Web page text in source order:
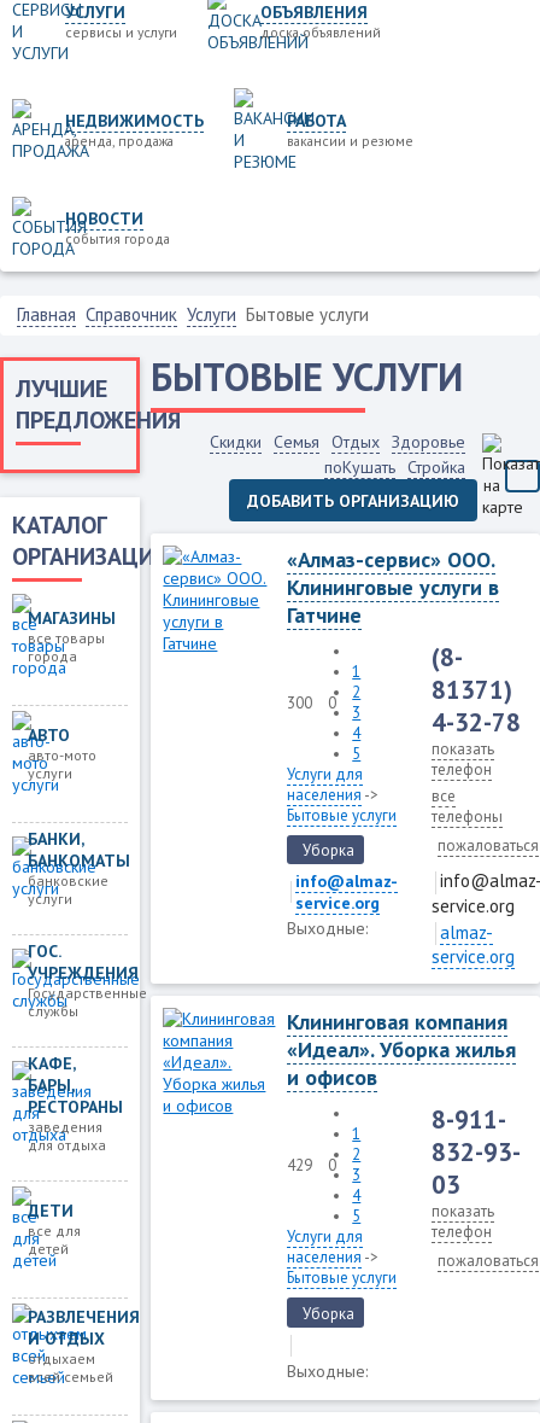
УСЛУГИ
сервисы и услуги
ОБЪЯВЛЕНИЯ
доска объявлений
НЕДВИЖИМОСТЬ
аренда, продажа
РАБОТА
вакансии и резюме
НОВОСТИ
события города
Главная Справочник Услуги Бытовые услуги
ЛУЧШИЕ
ПРЕДЛОЖЕНИЯ
КАТАЛОГ
ОРГАНИЗАЦИЙ
МАГАЗИНЫ
все товары
города
АВТО
авто-мото
услуги
БАНКИ,
БАНКОМАТЫ
банковские
услуги
ГОС.
УЧРЕЖДЕНИЯ
Государственные
службы
КАФЕ,
БАРЫ,
РЕСТОРАНЫ
заведения
для отдыха
ДЕТИ
все для
детей
РАЗВЛЕЧЕНИЯ
И ОТДЫХ
отдыхаем
всей семьей
БЫТОВЫЕ УСЛУГИ
Скидки Семья Отдых Здоровье
поКушать Стройка
ДОБАВИТЬ ОРГАНИЗАЦИЮ
«Алмаз-сервис» ООО.
Клининговые услуги в
Гатчине
300 0
1
2
3
4
5
Услуги для
населения ->
Бытовые услуги
Уборка
info@almaz-
service.org
Выходные:
(8-
81371)
4-32-78
показать
телефон
все
телефоны
пожаловаться
service.org
almaz-
service.org
Клининговая компания
«Идеал». Уборка жилья
и офисов
429 0
1
2
3
4
5
Услуги для
населения ->
Бытовые услуги
Уборка
Выходные:
8-911-
832-93-
03
показать
телефон
пожаловаться